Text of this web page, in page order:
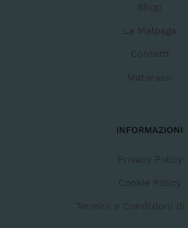
Shop
La Malpaga
Contatti
Materassi
INFORMAZIONI
Privacy Policy
Cookie Policy
Termini e Condizioni